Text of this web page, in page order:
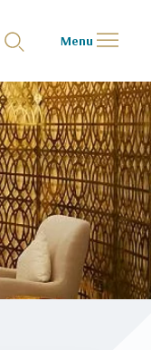
Menu